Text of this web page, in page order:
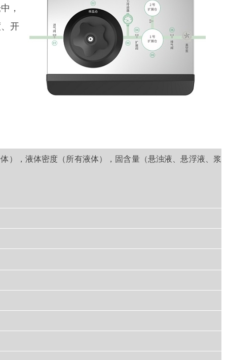
，
开
），液体密度（所有液体），固含量（悬浊液、悬浮液、浆